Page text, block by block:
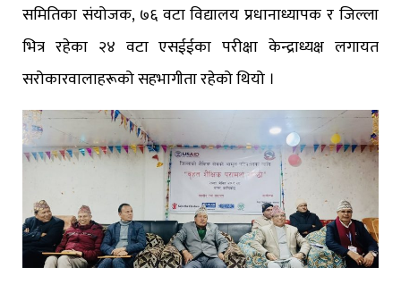
समितिका संयोजक, ७६ वटा विद्यालय प्रधानाध्यापक र जिल्ला
भित्र रहेका २४ वटा एसईईका परीक्षा केन्द्राध्यक्ष लगायत
सरोकारवालाहरूको सहभागीता रहेको थियो ।